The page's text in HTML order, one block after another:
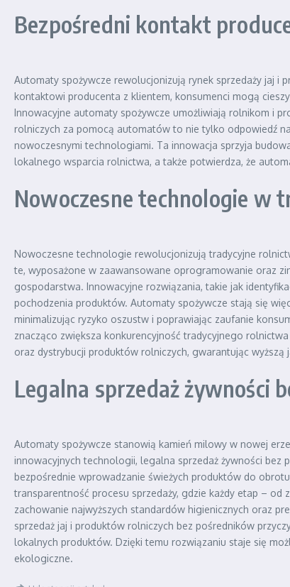
Bezpośredni kontakt
Automaty spożywcze rewolucjonizują rynek sprzedaży jaj i
kontaktowi producenta z klientem, konsumenci mogą
Innowacyjne automaty spożywcze umożliwiają rolnikom i
rolniczych za pomocą automatów to nie tylko odpowiedź
nowoczesnymi technologiami. Ta innowacja sprzyja
lokalnego wsparcia rolnictwa, a także potwierdza, że
Nowoczesne technologie w
Nowoczesne technologie rewolucjonizują tradycyjne
te, wyposażone w zaawansowane oprogramowanie oraz
gospodarstwa. Innowacyjne rozwiązania, takie jak
pochodzenia produktów. Automaty spożywcze stają się
minimalizując ryzyko oszustw i poprawiając zaufanie
znacząco zwiększa konkurencyjność tradycyjnego
oraz dystrybucji produktów rolniczych, gwarantując
Legalna sprzedaż żywności
Automaty spożywcze stanowią kamień milowy w nowej
innowacyjnych technologii, legalna sprzedaż żywności
bezpośrednie wprowadzanie świeżych produktów do
transparentność procesu sprzedaży, gdzie każdy etap –
zachowanie najwyższych standardów higienicznych oraz
sprzedaż jaj i produktów rolniczych bez pośredników
lokalnych produktów. Dzięki temu rozwiązaniu staje się
ekologiczne.